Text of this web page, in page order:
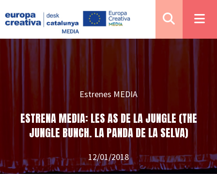
Estrenes MEDIA
ESTRENA MEDIA: LES AS DE LA JUNGLE (THE
JUNGLE BUNCH. LA PANDA DE LA SELVA)
12/01/2018